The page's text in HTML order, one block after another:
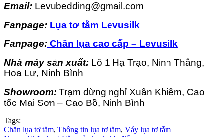
Email: Levubedding@gmail.com
Fanpage: Lụa tơ tằm Levusilk
Fanpage: Chăn lụa cao cấp – Levusilk
Nhà máy sản xuất: Lô 1 Hạ Trạo, Ninh Thắng,
Hoa Lư, Ninh Bình
Showroom: Trạm dừng nghỉ Xuân Khiêm, Cao
tốc Mai Sơn – Cao Bồ, Ninh Bình
Tags:
Chăn lụa tơ tằm, Thông tin lụa tơ tằm, Váy lụa tơ tằm